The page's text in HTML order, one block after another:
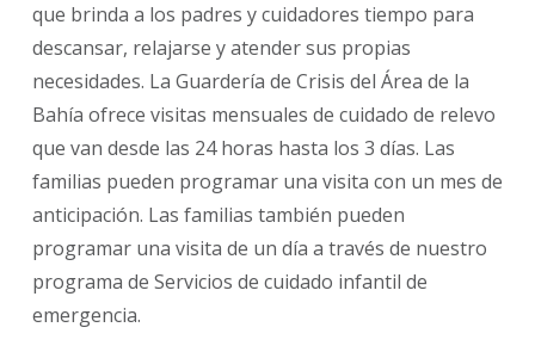
que brinda a los padres y cuidadores tiempo para
descansar, relajarse y atender sus propias
necesidades. La Guardería de Crisis del Área de la
Bahía ofrece visitas mensuales de cuidado de relevo
que van desde las 24 horas hasta los 3 días. Las
familias pueden programar una visita con un mes de
anticipación. Las familias también pueden
programar una visita de un día a través de nuestro
programa de Servicios de cuidado infantil de
emergencia.